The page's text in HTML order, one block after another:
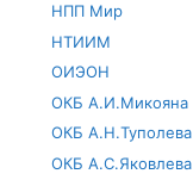
НПП Мир
НТИИМ
ОИЭОН
ОКБ А.И.Микояна
ОКБ А.Н.Туполева
ОКБ А.С.Яковлева